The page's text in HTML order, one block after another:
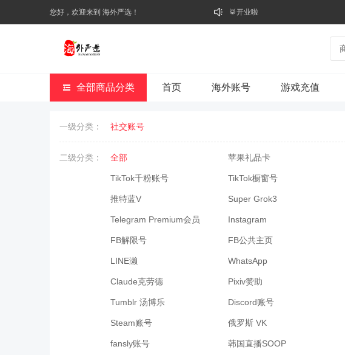
您好，欢迎来到 海外严选！ 🥁开业啦
全部商品分类 首页 海外账号 游戏充值
一级分类： 社交账号
二级分类： 全部 苹果礼品卡
TikTok千粉账号 TikTok橱窗号
推特蓝V Super Grok3
Telegram Premium会员 Instagram
FB解限号 FB公共主页
LINE濑 WhatsApp
Claude克劳德 Pixiv赞助
Tumblr 汤博乐 Discord账号
Steam账号 俄罗斯 VK
fansly账号 韩国直播SOOP